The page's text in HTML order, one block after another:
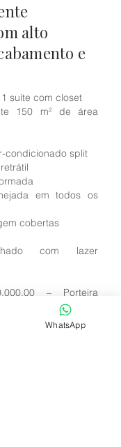
alto
e
suíte com closet
150 m² de área
condicionado split
em todos os
cobertas
com lazer
,00 – Porteira
no imóvel)
WhatsApp